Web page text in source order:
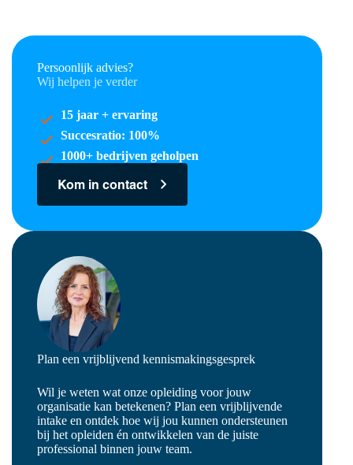
Persoonlijk advies?
Wij helpen je verder
15 jaar + ervaring
Succesratio: 100%
1000+ bedrijven geholpen
Kom in contact
Plan een vrijblijvend kennismakingsgesprek
Wil je weten wat onze opleiding voor jouw
organisatie kan betekenen? Plan een vrijblijvende
intake en ontdek hoe wij jou kunnen ondersteunen
bij het opleiden én ontwikkelen van de juiste
professional binnen jouw team.